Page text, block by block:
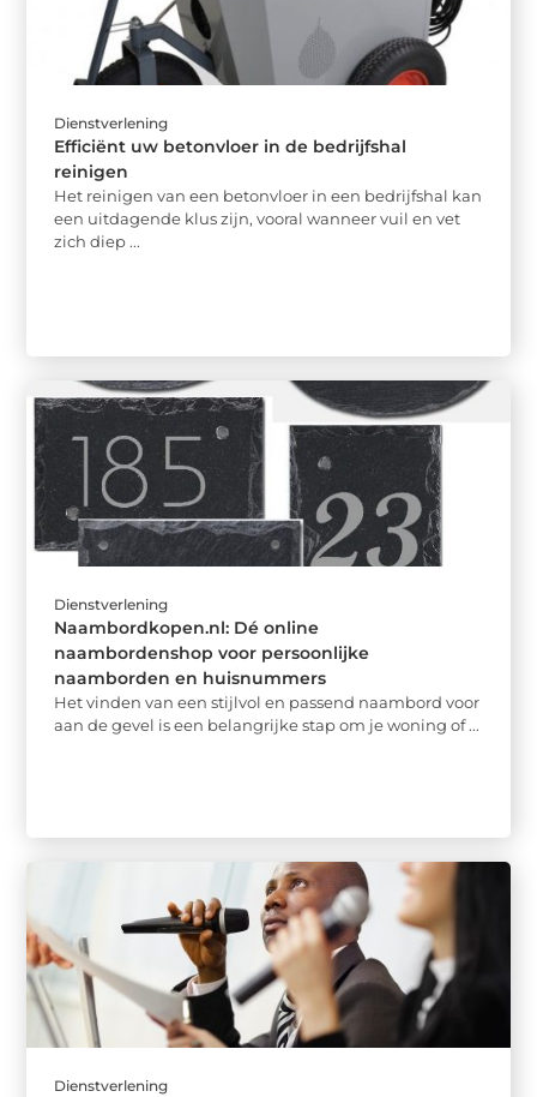
Dienstverlening
Efficiënt uw betonvloer in de bedrijfshal
reinigen
Het reinigen van een betonvloer in een bedrijfshal kan
een uitdagende klus zijn, vooral wanneer vuil en vet
zich diep ...
Dienstverlening
Naambordkopen.nl: Dé online
naambordenshop voor persoonlijke
naamborden en huisnummers
Het vinden van een stijlvol en passend naambord voor
aan de gevel is een belangrijke stap om je woning of ...
Dienstverlening